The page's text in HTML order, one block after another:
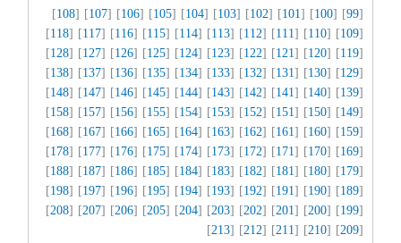
[
99
] [
100
] [
101
] [
102
] [
103
] [
104
] [
105
] [
106
] [
107
] [
108
]
[
109
] [
110
] [
111
] [
112
] [
113
] [
114
] [
115
] [
116
] [
117
] [
118
]
[
119
] [
120
] [
121
] [
122
] [
123
] [
124
] [
125
] [
126
] [
127
] [
128
]
[
129
] [
130
] [
131
] [
132
] [
133
] [
134
] [
135
] [
136
] [
137
] [
138
]
[
139
] [
140
] [
141
] [
142
] [
143
] [
144
] [
145
] [
146
] [
147
] [
148
]
[
149
] [
150
] [
151
] [
152
] [
153
] [
154
] [
155
] [
156
] [
157
] [
158
]
[
159
] [
160
] [
161
] [
162
] [
163
] [
164
] [
165
] [
166
] [
167
] [
168
]
[
169
] [
170
] [
171
] [
172
] [
173
] [
174
] [
175
] [
176
] [
177
] [
178
]
[
179
] [
180
] [
181
] [
182
] [
183
] [
184
] [
185
] [
186
] [
187
] [
188
]
[
189
] [
190
] [
191
] [
192
] [
193
] [
194
] [
195
] [
196
] [
197
] [
198
]
[
199
] [
200
] [
201
] [
202
] [
203
] [
204
] [
205
] [
206
] [
207
] [
208
]
[
209
] [
210
] [
211
] [
212
] [
213
]